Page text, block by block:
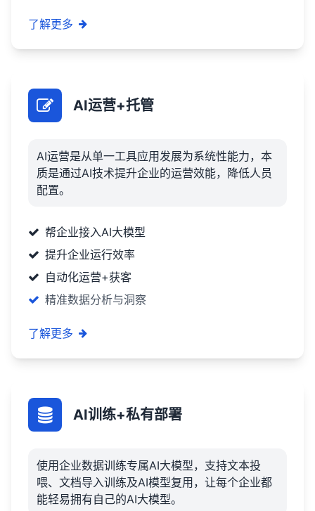
了解更多
AI运营+托管
AI运营是从单一工具应用发展为系统性能力，本
质是通过AI技术提升企业的运营效能，降低人员
配置。
帮企业接入AI大模型
提升企业运行效率
自动化运营+获客
精准数据分析与洞察
了解更多
AI训练+私有部署
使用企业数据训练专属AI大模型，支持文本投
喂、文档导入训练及AI模型复用，让每个企业都
能轻易拥有自己的AI大模型。